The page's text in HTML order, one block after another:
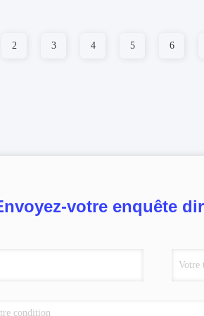
2 3 4 5 6
votre enquête